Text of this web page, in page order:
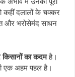
कहीं दलालों के चक्कर
और भरोसेमंद साधन
का कदमहै।
एक अहम पहल है।